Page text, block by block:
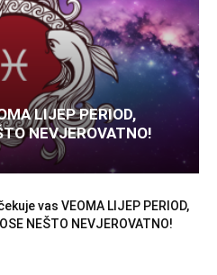
LIJEP PERIOD,
NEVJEROVATNO!
vas VEOMA LIJEP PERIOD,
NEŠTO NEVJEROVATNO!